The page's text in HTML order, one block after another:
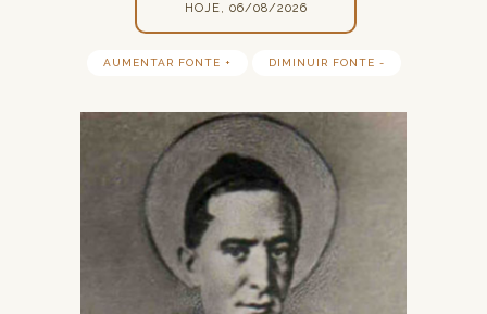
HOJE, 06/08/2026
AUMENTAR FONTE + DIMINUIR FONTE -